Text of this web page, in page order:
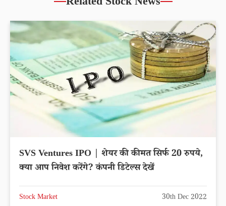
SVS Ventures IPO | शेयर की कीमत सिर्फ 20 रुपये,
क्या आप निवेश करेंगे? कंपनी डिटेल्स देखें
Stock Market 30th Dec 2022